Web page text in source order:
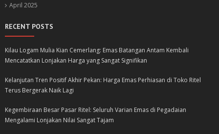
April 2025
RECENT POSTS
Kilau Logam Mulia Kian Cemerlang: Emas Batangan Antam Kembali
Mencatatkan Lonjakan Harga yang Sangat Signifikan
Kelanjutan Tren Positif Akhir Pekan: Harga Emas Perhiasan di Toko Ritel
Terus Bergerak Naik Lagi
Kegembiraan Besar Pasar Ritel: Seluruh Varian Emas di Pegadaian
Mengalami Lonjakan Nilai Sangat Tajam